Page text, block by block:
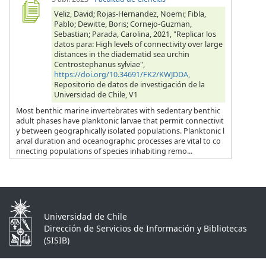
Veliz, David; Rojas-Hernandez, Noemi; Fibla,
Pablo; Dewitte, Boris; Cornejo-Guzman,
Sebastian; Parada, Carolina, 2021, "Replicar los
datos para: High levels of connectivity over large
distances in the diadematid sea urchin
Centrostephanus sylviae",
https://doi.org/10.34691/FK2/KWJDDA,
Repositorio de datos de investigación de la
Universidad de Chile, V1
Most benthic marine invertebrates with sedentary benthic
adult phases have planktonic larvae that permit connectivit
y between geographically isolated populations. Planktonic l
arval duration and oceanographic processes are vital to co
nnecting populations of species inhabiting remo...
Universidad de Chile
Dirección de Servicios de Información y Bibliotecas
(SISIB)